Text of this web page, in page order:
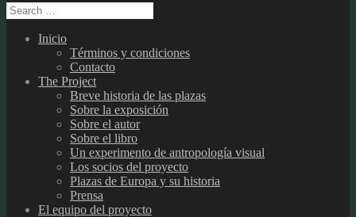
Search
for:
Inicio
Términos y condiciones
Contacto
The Project
Breve historia de las plazas
Sobre la exposición
Sobre el autor
Sobre el libro
Un experimento de antropología visual
Los socios del proyecto
Plazas de Europa y su historia
Prensa
El equipo del proyecto